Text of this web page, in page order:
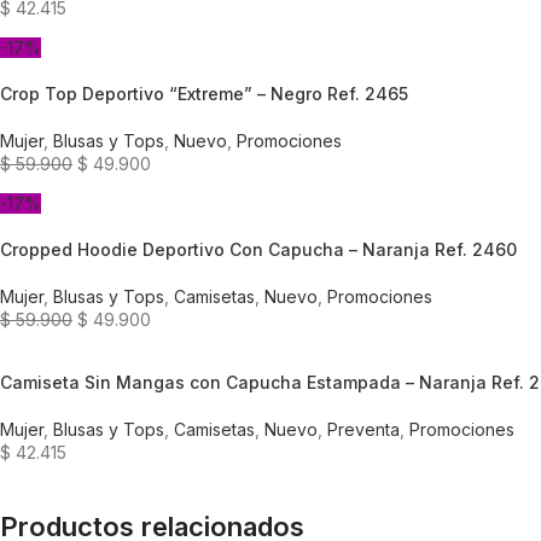
$ 42.415
-17%
Crop Top Deportivo “Extreme” – Negro Ref. 2465
Mujer, Blusas y Tops Nuevo Promociones
$59.900 $ 49.900
-17%
Cropped Hoodie Deportivo Con Capucha – Naranja Ref. 2460
Mujer, Blusas y Tops Camisetas Nuevo Promociones
$59.900 $ 49.900
Camiseta Sin Mangas con Capucha Estampada – Naranja Ref.
Mujer, Blusas y Tops Camisetas Nuevo Preventa Promociones
$ 42.415
Productos relacionados